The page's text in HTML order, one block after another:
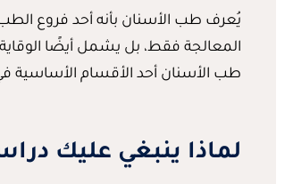
يُعرف طب الأسنان بأنه أحد فروع
المعالجة فقط، بل يشمل أيضًا
طب الأسنان أحد الأقسام الأساسية
لماذا ينبغي عليك